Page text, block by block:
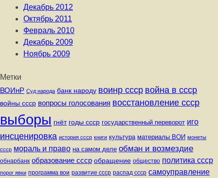
Декабрь 2012
Октябрь 2011
Февраль 2010
Декабрь 2009
Ноябрь 2009
Метки
ВОИнР Суд народа банк народу воинр ссср война в ссср
войны ссср вопросы голосования восстановление ссср
выборы гнёт годы ссср государственный переворот иго
инсценировка история ссср книги культура материалы ВОИ монеты
ссср мораль и право на самом деле обман и возмездие
обнарбанк образование ссср обращение общество политика ссср
порог явки программа вои развитие ссср распад ссср самоуправление